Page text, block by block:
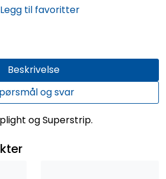
Legg til favoritter
Beskrivelse
og svar
og Superstrip.